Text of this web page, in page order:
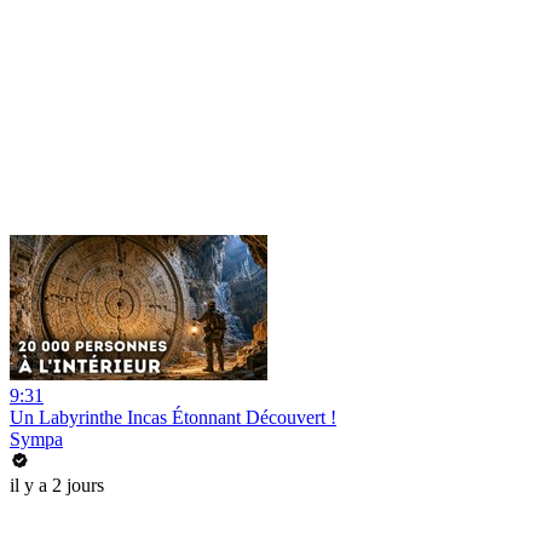
9:31
Un Labyrinthe Incas Étonnant Découvert !
Sympa
il y a 2 jours